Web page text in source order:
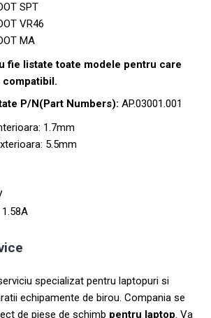
SPT
VR46
MA
fie listate toate modele pentru care
P/N(Part Numbers): AP.03001.001
1.7mm
5.5mm
specializat pentru laptopuri si
echipamente de birou. Compania se
de piese de schimb pentru laptop. Va